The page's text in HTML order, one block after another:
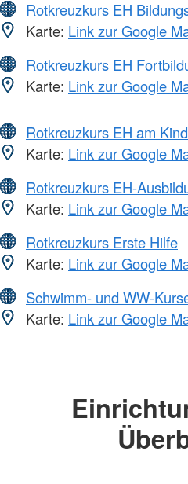
Rotkreuzkurs EH
Karte: Link zur Google
Rotkreuzkurs EH
Karte: Link zur Google
Rotkreuzkurs EH am Kind
Karte: Link zur Google
Rotkreuzkurs EH-
Karte: Link zur Google
Rotkreuzkurs Erste Hilfe
Karte: Link zur Google
Schwimm- und WW-
Karte: Link zur Google